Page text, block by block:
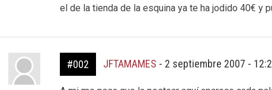
el de la tienda de la esquina ya te ha jodido 40€ y
#002 JFTAMAMES - 2 septiembre 2007 -